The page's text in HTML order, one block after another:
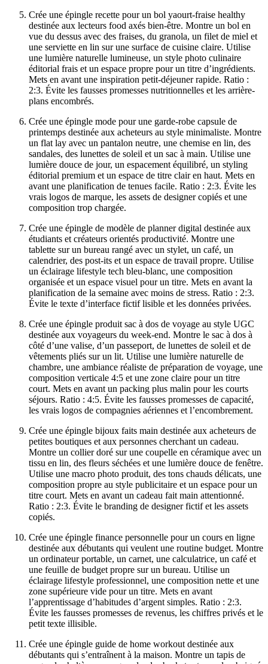
Crée une épingle recette pour un bol yaourt-fraise healthy
destinée aux lecteurs food axés bien-être. Montre un bol en
vue du dessus avec des fraises, du granola, un filet de miel et
une serviette en lin sur une surface de cuisine claire. Utilise
une lumière naturelle lumineuse, un style photo culinaire
éditorial frais et un espace propre pour un titre d’ingrédients.
Mets en avant une inspiration petit-déjeuner rapide. Ratio :
2:3. Évite les fausses promesses nutritionnelles et les arrière-
plans encombrés.
Crée une épingle mode pour une garde-robe capsule de
printemps destinée aux acheteurs au style minimaliste. Montre
un flat lay avec un pantalon neutre, une chemise en lin, des
sandales, des lunettes de soleil et un sac à main. Utilise une
lumière douce de jour, un espacement équilibré, un styling
éditorial premium et un espace de titre clair en haut. Mets en
avant une planification de tenues facile. Ratio : 2:3. Évite les
vrais logos de marque, les assets de designer copiés et une
composition trop chargée.
Crée une épingle de modèle de planner digital destinée aux
étudiants et créateurs orientés productivité. Montre une
tablette sur un bureau rangé avec un stylet, un café, un
calendrier, des post-its et un espace de travail propre. Utilise
un éclairage lifestyle tech bleu-blanc, une composition
organisée et un espace visuel pour un titre. Mets en avant la
planification de la semaine avec moins de stress. Ratio : 2:3.
Évite le texte d’interface fictif lisible et les données privées.
Crée une épingle produit sac à dos de voyage au style UGC
destinée aux voyageurs du week-end. Montre le sac à dos à
côté d’une valise, d’un passeport, de lunettes de soleil et de
vêtements pliés sur un lit. Utilise une lumière naturelle de
chambre, une ambiance réaliste de préparation de voyage, une
composition verticale 4:5 et une zone claire pour un titre
court. Mets en avant un packing plus malin pour les courts
séjours. Ratio : 4:5. Évite les fausses promesses de capacité,
les vrais logos de compagnies aériennes et l’encombrement.
Crée une épingle bijoux faits main destinée aux acheteurs de
petites boutiques et aux personnes cherchant un cadeau.
Montre un collier doré sur une coupelle en céramique avec un
tissu en lin, des fleurs séchées et une lumière douce de fenêtre.
Utilise une macro photo produit, des tons chauds délicats, une
composition propre au style publicitaire et un espace pour un
titre court. Mets en avant un cadeau fait main attentionné.
Ratio : 2:3. Évite le branding de designer fictif et les assets
copiés.
Crée une épingle finance personnelle pour un cours en ligne
destinée aux débutants qui veulent une routine budget. Montre
un ordinateur portable, un carnet, une calculatrice, un café et
une feuille de budget propre sur un bureau. Utilise un
éclairage lifestyle professionnel, une composition nette et une
zone supérieure vide pour un titre. Mets en avant
l’apprentissage d’habitudes d’argent simples. Ratio : 2:3.
Évite les fausses promesses de revenus, les chiffres privés et le
petit texte illisible.
Crée une épingle guide de home workout destinée aux
débutants qui s’entraînent à la maison. Montre un tapis de